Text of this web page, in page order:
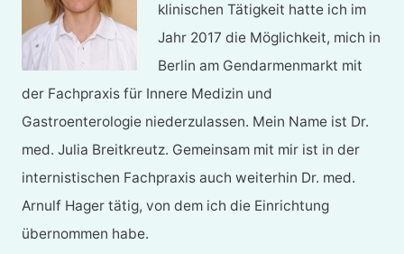
klinischen Tätigkeit hatte ich im
Jahr 2017 die Möglichkeit, mich in
Berlin am Gendarmenmarkt mit
der Fachpraxis für Innere Medizin und
Gastroenterologie niederzulassen. Mein Name ist Dr.
med. Julia Breitkreutz. Gemeinsam mit mir ist in der
internistischen Fachpraxis auch weiterhin Dr. med.
Arnulf Hager tätig, von dem ich die Einrichtung
übernommen habe.